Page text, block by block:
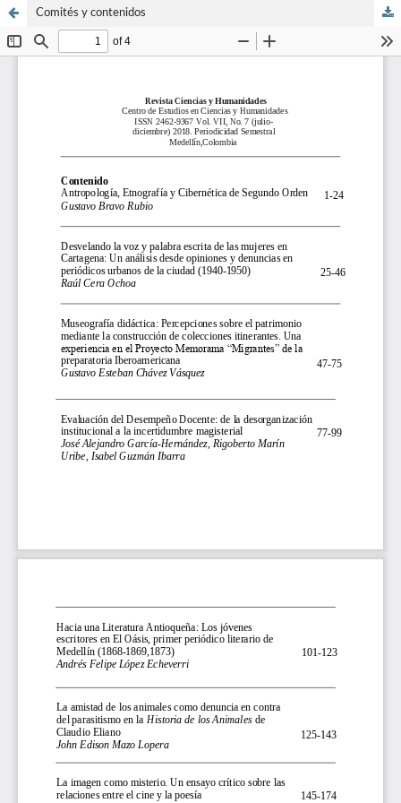
Comités y contenidos